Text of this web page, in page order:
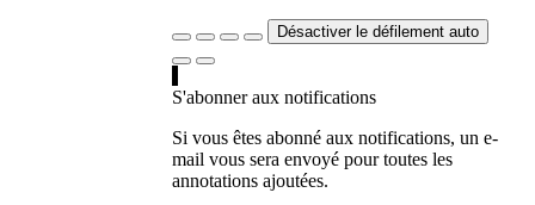
Désactiver le défilement auto
S'abonner aux notifications
Si vous êtes abonné aux notifications, un e-
mail vous sera envoyé pour toutes les
annotations ajoutées.